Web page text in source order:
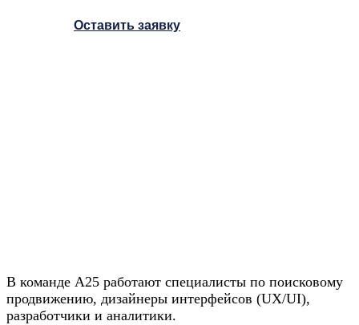
Оставить заявку
поискового
трафика
В команде A25 работают специалисты по поисковому
продвижению, дизайнеры интерфейсов (UX/UI),
разработчики и аналитики.